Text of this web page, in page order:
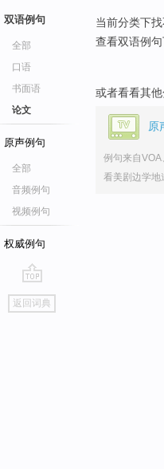
双语例句
全部
口语
书面语
论文
原声例句
全部
音频例句
视频例句
权威例句
go
top
返回词典
当前分类下
查看双语例
或者看看其他
原
例句来自
看美剧边学地